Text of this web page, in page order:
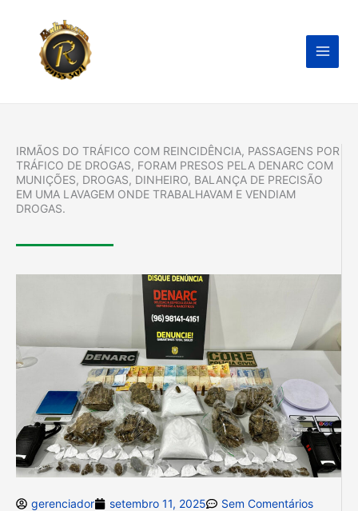
conteúdo
IRMÃOS DO TRÁFICO COM REINCIDÊNCIA, PASSAGENS POR
TRÁFICO DE DROGAS, FORAM PRESOS PELA DENARC COM
MUNIÇÕES, DROGAS, DINHEIRO, BALANÇA DE PRECISÃO
EM UMA LAVAGEM ONDE TRABALHAVAM E VENDIAM
DROGAS.
gerenciador setembro 11, 2025 Sem Comentários